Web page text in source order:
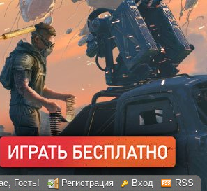
, Гость! Регистрация Вход RSS